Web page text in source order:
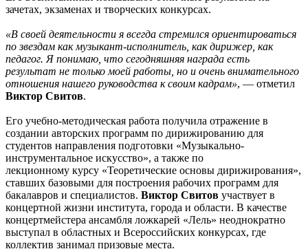
зачетах, экзаменах и творческих конкурсах.
«В своей деятельности я всегда стремился ориентироваться
по звездам как музыкант-исполнитель, как дирижер, как
педагог. Я понимаю, что сегодняшняя награда есть
результат не только моей работы, но и очень внимательного
отношения нашего руководства к своим кадрам», — отметил
Виктор Свитов.
Его учебно-методическая работа получила отражение в
создании авторских программ по дирижированию для
студентов направления подготовки «Музыкально-
инструментальное искусство», а также по
лекционному курсу «Теоретические основы дирижирования»,
ставших базовыми для построения рабочих программ для
бакалавров и специалистов. Виктор Свитов участвует в
концертной жизни института, города и области. В качестве
концертмейстера ансамбля ложкарей «Лель» неоднократно
выступал в областных и Всероссийских конкурсах, где
коллектив занимал призовые места.